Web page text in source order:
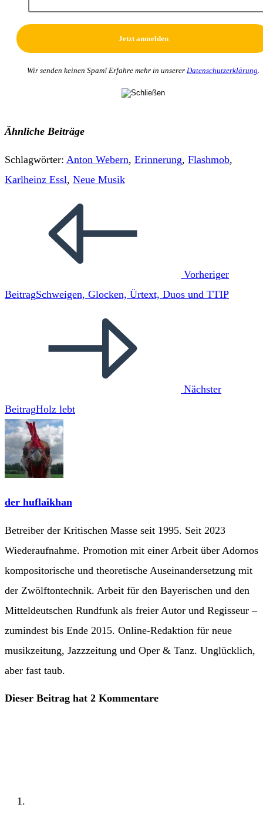
Wir senden keinen Spam! Erfahre mehr in unserer Datenschutzerklärung
Ähnliche Beiträge
Schlagwörter: Anton Webern, Erinnerung, Flashmob,
Karlheinz Essl, Neue Musik
ansehen
Vorheriger
BeitragSchweigen, Glocken, Ürtext, Duos und TTIP
Nächster
BeitragHolz lebt
der huflaikhan
Betreiber der Kritischen Masse seit 1995. Seit 2023
Wiederaufnahme. Promotion mit einer Arbeit über Adornos
kompositorische und theoretische Auseinandersetzung mit
der Zwölftontechnik. Arbeit für den Bayerischen und den
Mitteldeutschen Rundfunk als freier Autor und Regisseur –
zumindest bis Ende 2015. Online-Redaktion für neue
musikzeitung, Jazzzeitung und Oper & Tanz. Unglücklich,
aber fast taub.
Dieser Beitrag hat 2 Kommentare